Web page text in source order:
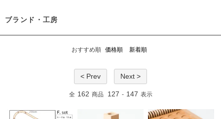
ブランド・工房
おすすめ順 価格順 新着順
< Prev Next >
全 162 商品 127 - 147 表示